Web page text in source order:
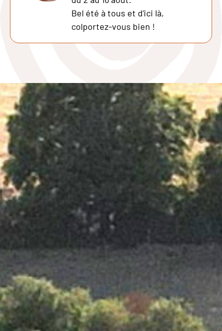
Bel été à tous et d'ici là,
colportez-vous bien !